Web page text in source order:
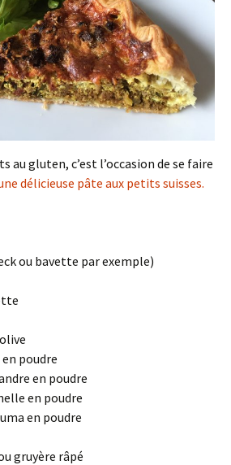
au gluten, c’est l’occasion de se faire
délicieuse pâte aux petits suisses.
ou bavette par exemple)
en poudre
en poudre
en poudre
en poudre
gruyère râpé